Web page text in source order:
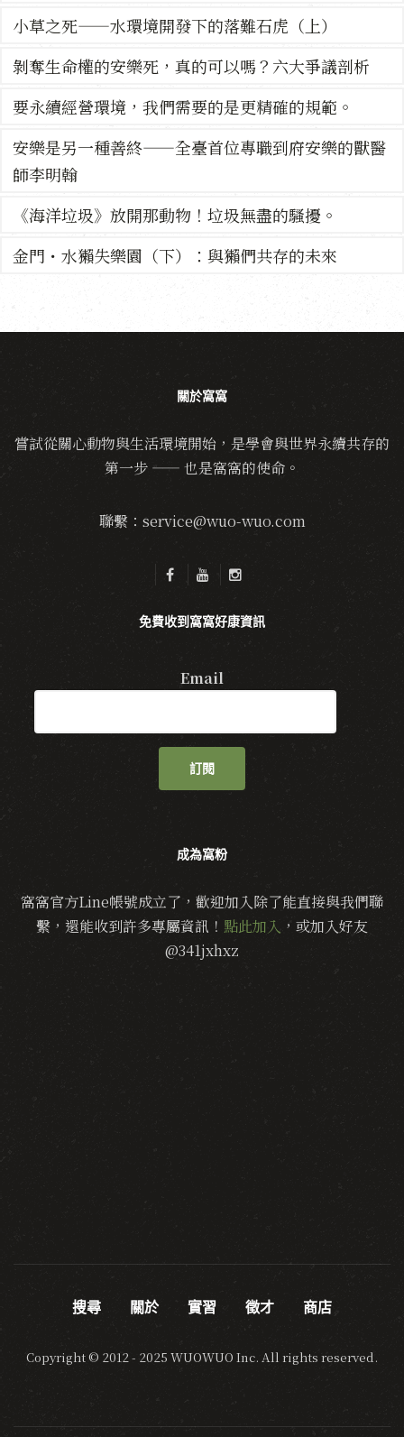
小草之死——水環境開發下的落難石虎（上）
剝奪生命權的安樂死，真的可以嗎？六大爭議剖析
要永續經營環境，我們需要的是更精確的規範。
安樂是另一種善終——全臺首位專職到府安樂的獸醫
師李明翰
《海洋垃圾》放開那動物！垃圾無盡的騷擾。
金門・水獺失樂園（下）：與獺們共存的未來
關於窩窩
嘗試從關心動物與生活環境開始，是學會與世界永續共存的
第一步 —— 也是窩窩的使命。
聯繫：service@wuo-wuo.com
免費收到窩窩好康資訊
Email
訂閱
成為窩粉
窩窩官方Line帳號成立了，歡迎加入除了能直接與我們聯
繫，還能收到許多專屬資訊！ 點此加入 ，或加入好友
@341jxhxz
搜尋 關於 實習 徵才 商店
Copyright © 2012 - 2025 WUOWUO Inc. All rights reserved.